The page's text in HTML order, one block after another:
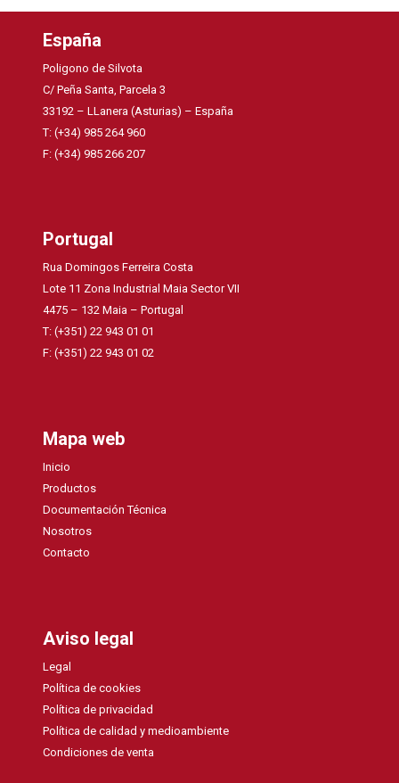
España
Poligono de Silvota
C/ Peña Santa, Parcela 3
33192 – LLanera (Asturias) – España
T: (+34) 985 264 960
F: (+34) 985 266 207
Portugal
Rua Domingos Ferreira Costa
Lote 11 Zona Industrial Maia Sector VII
4475 – 132 Maia – Portugal
T: (+351) 22 943 01 01
F: (+351) 22 943 01 02
Mapa web
Inicio
Productos
Documentación Técnica
Nosotros
Contacto
Aviso legal
Legal
Política de cookies
Política de privacidad
Política de calidad y medioambiente
Condiciones de venta